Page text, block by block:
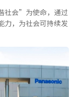
社会”为使命，通过
力，为社会可持续发